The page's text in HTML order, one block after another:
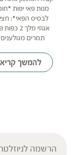
מנות פאי יפות
לבסיס הפאי*:
תמרים
להמשך
הרשמה